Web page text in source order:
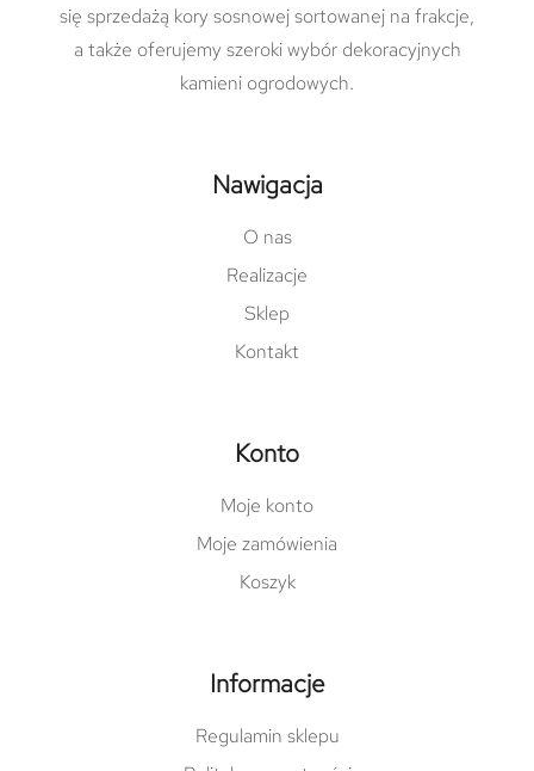
się sprzedażą kory sosnowej sortowanej na frakcje,
a także oferujemy szeroki wybór dekoracyjnych
kamieni ogrodowych.
Nawigacja
O nas
Realizacje
Sklep
Kontakt
Konto
Moje konto
Moje zamówienia
Koszyk
Informacje
Regulamin sklepu